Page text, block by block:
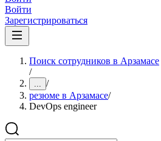
Войти
Зарегистрироваться
Поиск сотрудников в Арзамасе
/
... /
резюме в Арзамасе/
DevOps engineer